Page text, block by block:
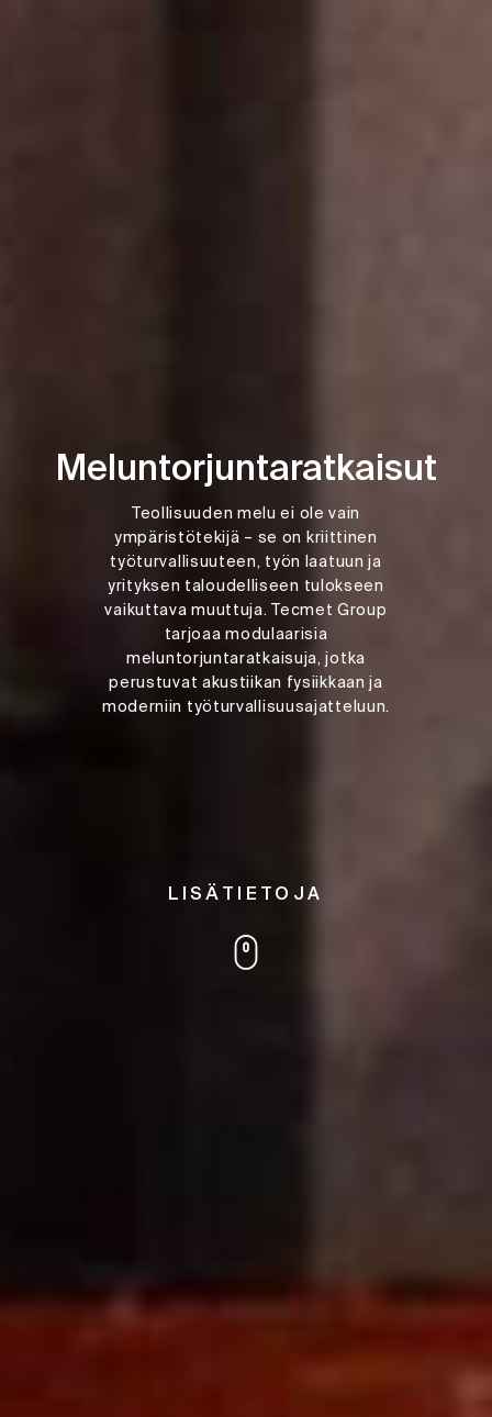
Meluntorjuntaratkaisut
Teollisuuden melu ei ole vain
ympäristötekijä – se on kriittinen
työturvallisuuteen, työn laatuun ja
yrityksen taloudelliseen tulokseen
vaikuttava muuttuja. Tecmet Group
tarjoaa modulaarisia
meluntorjuntaratkaisuja, jotka
perustuvat akustiikan fysiikkaan ja
moderniin työturvallisuusajatteluun.
LISÄTIETOJA